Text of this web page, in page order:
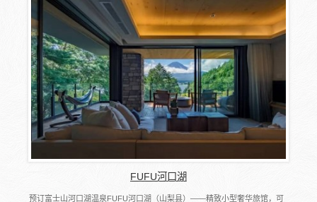
FUFU河口湖
预订富士山河口湖温泉FUFU河口湖（山梨县）――精致小型奢华旅馆，可